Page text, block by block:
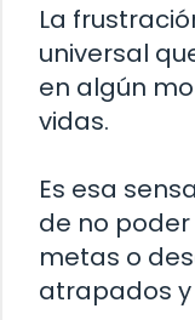
La
universal
en algún
vidas.
Es esa
de no
metas o
atrapados